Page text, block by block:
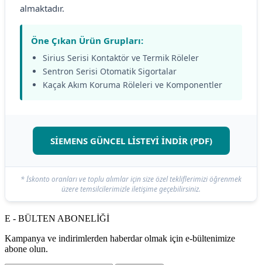
almaktadır.
Öne Çıkan Ürün Grupları:
Sirius Serisi Kontaktör ve Termik Röleler
Sentron Serisi Otomatik Sigortalar
Kaçak Akım Koruma Röleleri ve Komponentler
SİEMENS GÜNCEL LİSTEYİ İNDİR (PDF)
* İskonto oranları ve toplu alımlar için size özel tekliflerimizi öğrenmek
üzere temsilcilerimizle iletişime geçebilirsiniz.
E - BÜLTEN ABONELİĞİ
Kampanya ve indirimlerden haberdar olmak için e-bültenimize
abone olun.